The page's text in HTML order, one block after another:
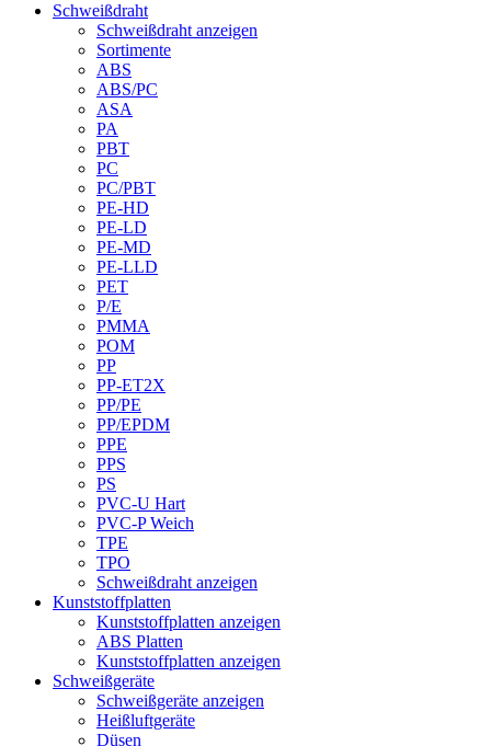
Schweißdraht
Schweißdraht anzeigen
Sortimente
ABS
ABS/PC
ASA
PA
PBT
PC
PC/PBT
PE-HD
PE-LD
PE-MD
PE-LLD
PET
P/E
PMMA
POM
PP
PP-ET2X
PP/PE
PP/EPDM
PPE
PPS
PS
PVC-U Hart
PVC-P Weich
TPE
TPO
Schweißdraht anzeigen
Kunststoffplatten
Kunststoffplatten anzeigen
ABS Platten
Kunststoffplatten anzeigen
Schweißgeräte
Schweißgeräte anzeigen
Heißluftgeräte
Düsen